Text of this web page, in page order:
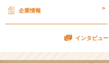
説
明
兼
企業情報 >
インタビュー